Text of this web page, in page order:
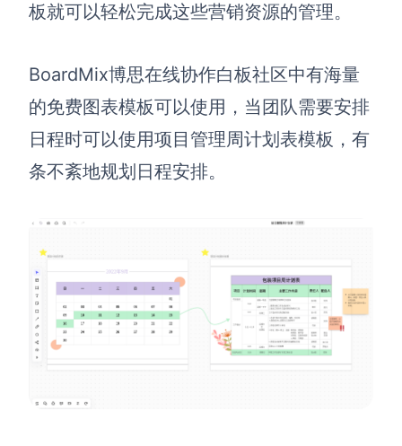
AI生成Smart分析
AI生成4P营销理论模型
AI生成竞品分析
AI生成Grow模型
AI生成图片
AI生成简历
模板社区
企业服务
板就可以轻松完成这些营销资源的管理。
BoardMix博思在线协作白板社区中有海量
的免费图表模板可以使用，当团队需要安排
日程时可以使用项目管理周计划表模板，有
条不紊地规划日程安排。